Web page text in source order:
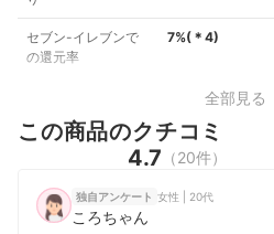
セブン-イレブンで
の還元率
7%(＊ 4)
全部見る
この商品のクチコミ
4.7 （20件）
独自アンケート 女性 | 20代
ころちゃん